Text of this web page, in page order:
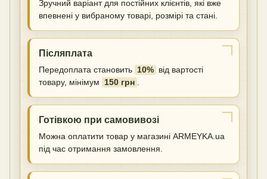
Зручний варіант для постійних клієнтів, які вже
впевнені у вибраному товарі, розмірі та стані.
Післяплата
Передоплата становить 10% від вартості
товару, мінімум 150 грн .
Готівкою при самовивозі
Можна оплатити товар у магазині ARMEYKA.ua
під час отримання замовлення.